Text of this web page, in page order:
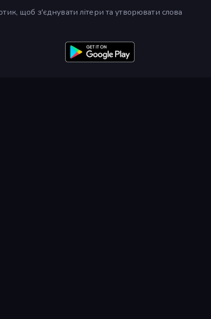
щоб з'єднувати літери та утворювати слова